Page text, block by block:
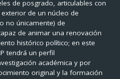
de posgrado, articulables con
de un núcleo de
no únicamente) de
de animar una renovación
histórico político; en este
tendrá un perfil
académica y por
original y la formación